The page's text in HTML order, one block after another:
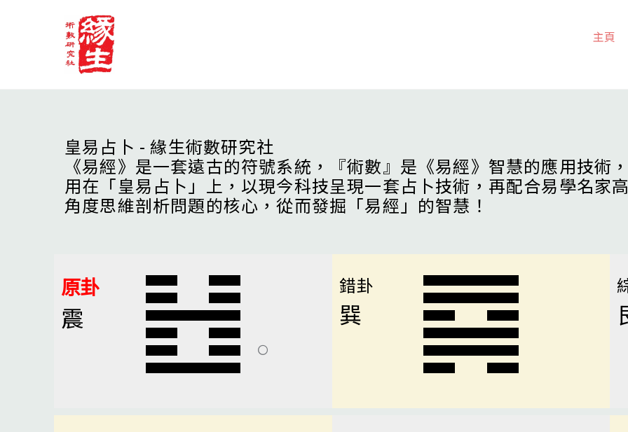
主頁
皇易占卜 - 緣生術數研究社
《易經》是一套遠古的符號系統，『術數』是《易經》智慧的應用技術
用在「皇易占卜」上，以現今科技呈現一套占卜技術，再配合易學名家
角度思維剖析問題的核心，從而發掘「易經」的智慧！
原卦
震
錯卦
巽